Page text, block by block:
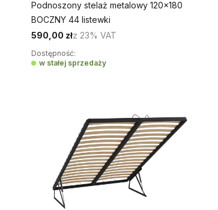
Podnoszony stelaż metalowy 120x180
BOCZNY 44 listewki
590,00 złz 23% VAT
Dostępność:
w stałej sprzedaży